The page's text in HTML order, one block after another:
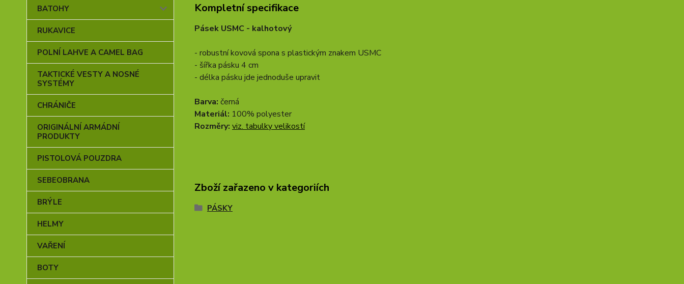
BATOHY
RUKAVICE
POLNÍ LAHVE A CAMEL BAG
TAKTICKÉ VESTY A NOSNÉ
SYSTÉMY
CHRÁNIČE
ORIGINÁLNÍ ARMÁDNÍ
PRODUKTY
PISTOLOVÁ POUZDRA
SEBEOBRANA
BRÝLE
HELMY
VAŘENÍ
BOTY
Kompletní specifikace
Pásek USMC - kalhotový
- robustní kovová spona s plastickým znakem USMC
- šířka pásku 4 cm
- délka pásku jde jednoduše upravit
Barva: černá
Materiál: 100% polyester
Rozměry: viz. tabulky velikostí
Zboží zařazeno v kategoriích
PÁSKY